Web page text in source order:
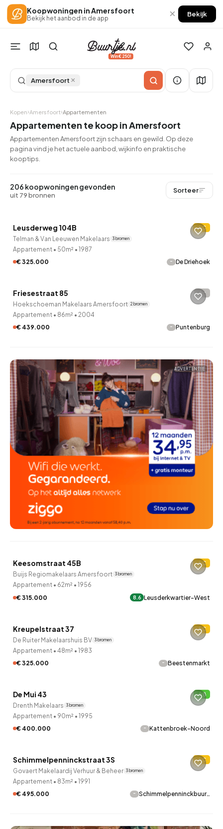
Koopwoningen in Amersfoort
Bekijk het aanbod in de app × Bekijk
Win €250!
Amersfoort ×
Kopen Amersfoort Appartementen
Appartementen te koop in Amersfoort
Appartementen Amersfoort zijn schaars en gewild. Op deze
pagina vind je het actuele aanbod, wijkinfo en praktische
kooptips.
206 koopwoningen gevonden
uit 79 bronnen
Sorteer
2 uur geleden ontdekt
Leusderweg 104B C
Telman & Van Leeuwen Makelaars 3 bronnen
Appartement • 50m² • 1987
€ 325.000
- De Driehoek
6 uur geleden ontdekt
Friesestraat 85 -
Hoekschoeman Makelaars Amersfoort 2 bronnen
Appartement • 86m² • 2004
€ 439.000
- Puntenburg
ADVERTENTIE
18 uur geleden ontdekt
Keesomstraat 45B C
Buijs Regiomakelaars Amersfoort 3 bronnen
Appartement • 62m² • 1956
€ 315.000
8.6 Leusderkwartier-West
Kreupelstraat 37 C
De Ruiter Makelaarshuis BV 3 bronnen
Appartement • 48m² • 1983
€ 325.000
- Beestenmarkt
De Mui 43 B
Drenth Makelaars 3 bronnen
Appartement • 90m² • 1995
€ 400.000
- Kattenbroek-Noord
Schimmelpenninckstraat 3S C
Govaert Makelaardij Verhuur & Beheer 3 bronnen
Appartement • 83m² • 1991
€ 495.000
- Schimmelpenninckbuur…